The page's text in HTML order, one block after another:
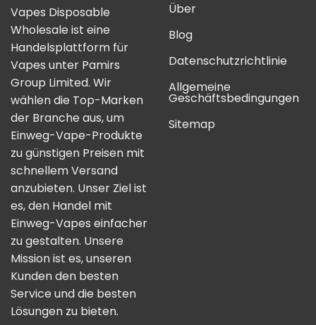
Vapes Disposable
Wholesale ist eine
Handelsplattform für
Vapes unter Pamirs
Group Limited. Wir
wählen die Top-Marken
der Branche aus, um
Einweg-Vape-Produkte
zu günstigen Preisen mit
schnellem Versand
anzubieten. Unser Ziel ist
es, den Handel mit
Einweg-Vapes einfacher
zu gestalten. Unsere
Mission ist es, unseren
Kunden den besten
Service und die besten
Lösungen zu bieten.
Über
Blog
Datenschutzrichtlinie
Allgemeine
Geschäftsbedingungen
Sitemap